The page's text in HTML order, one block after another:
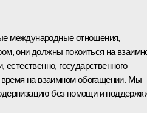
международные отношения,
они должны покоиться на
естественно, государственного
время на взаимном обогащении. Мы
без помощи и